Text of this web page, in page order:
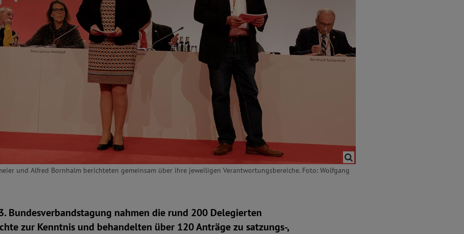
und Alfred Bornhalm berichteten gemeinsam über ihre jeweiligen Verantwortungsbereiche. Foto: Wolfgang
Bundesverbandstagung nahmen die rund 200 Delegierten
zur Kenntnis und behandelten über 120 Anträge zu satzungs-,